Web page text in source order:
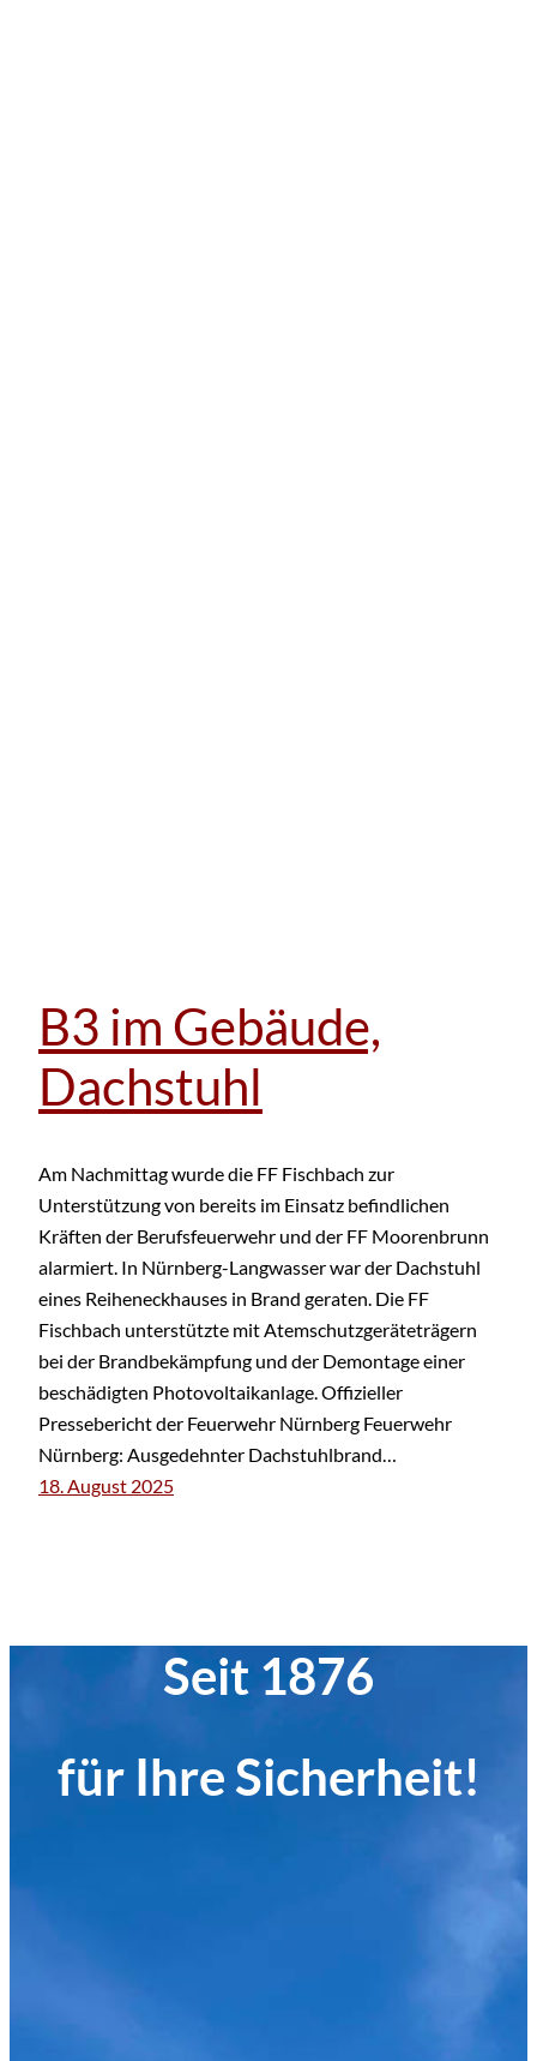
B3 im Gebäude,
Dachstuhl
Am Nachmittag wurde die FF Fischbach zur
Unterstützung von bereits im Einsatz befindlichen
Kräften der Berufsfeuerwehr und der FF Moorenbrunn
alarmiert. In Nürnberg-Langwasser war der Dachstuhl
eines Reiheneckhauses in Brand geraten. Die FF
Fischbach unterstützte mit Atemschutzgeräteträgern
bei der Brandbekämpfung und der Demontage einer
beschädigten Photovoltaikanlage. Offizieller
Pressebericht der Feuerwehr Nürnberg Feuerwehr
Nürnberg: Ausgedehnter Dachstuhlbrand…
18. August 2025
Seit 1876
für Ihre Sicherheit!